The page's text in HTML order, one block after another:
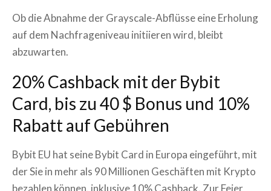
Ob die Abnahme der Grayscale-Abflüsse eine Erholung
auf dem Nachfrageniveau initiieren wird, bleibt
abzuwarten.
20% Cashback mit der Bybit
Card, bis zu 40 $ Bonus und 10%
Rabatt auf Gebühren
Bybit EU hat seine Bybit Card in Europa eingeführt, mit
der Sie in mehr als 90 Millionen Geschäften mit Krypto
bezahlen können, inklusive 10% Cashback. Zur Feier